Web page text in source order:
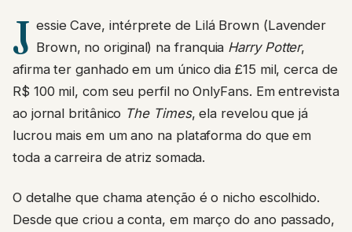
J essie Cave, intérprete de Lilá Brown (Lavender
Brown, no original) na franquia Harry Potter,
afirma ter ganhado em um único dia £15 mil, cerca de
R$ 100 mil, com seu perfil no OnlyFans. Em entrevista
ao jornal britânico The Times, ela revelou que já
lucrou mais em um ano na plataforma do que em
toda a carreira de atriz somada.
O detalhe que chama atenção é o nicho escolhido.
Desde que criou a conta, em março do ano passado,